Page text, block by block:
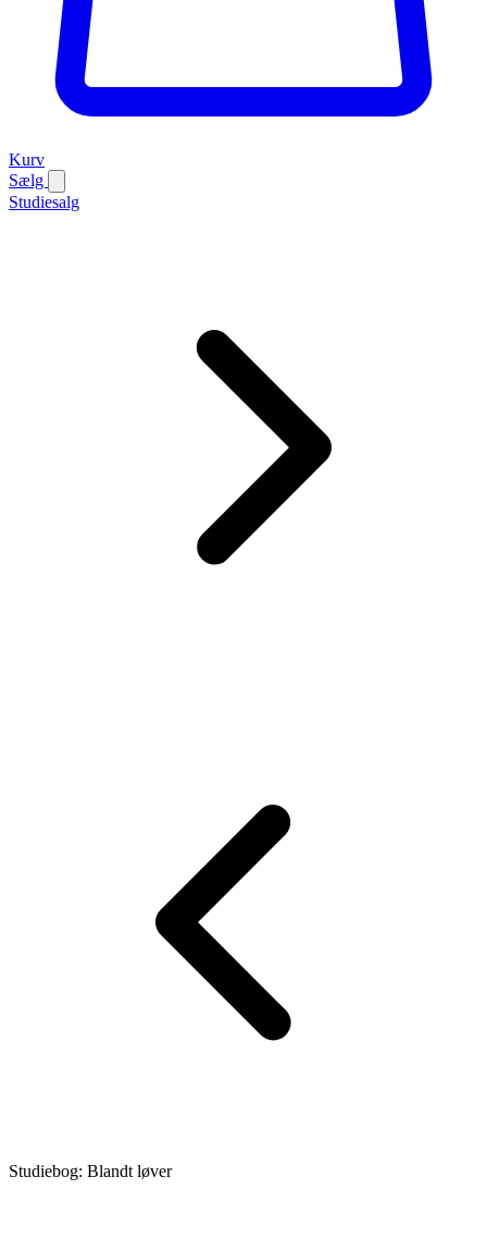
Kurv
Sælg
Studiesalg
Studiebog: Blandt løver